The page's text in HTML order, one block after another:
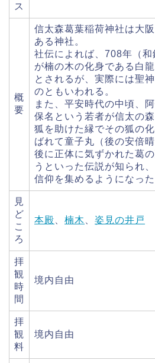
ス
概
要
信太森葛葉稲荷神社は大
ある神社。
社伝によれば、708年（和
が楠の木の化身である白
とされるが、実際には聖
のともいわれる。
また、平安時代の中頃、
保名という若者が信太の
狐を助けた縁でその狐の
ばれて童子丸（後の安倍
後に正体に気ずかれた葛
うといった伝説が知られ
信仰を集めるようになった
見
ど
こ
ろ
本殿 楠木 姿見の井戸
拝
観
時
間
境内自由
拝
観
料
境内自由